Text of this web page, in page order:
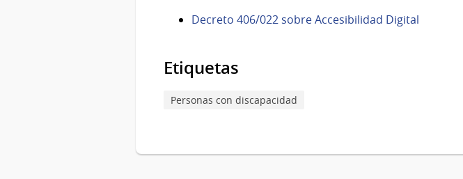
Decreto 406/022 sobre Accesibilidad Digital
Etiquetas
Personas con discapacidad